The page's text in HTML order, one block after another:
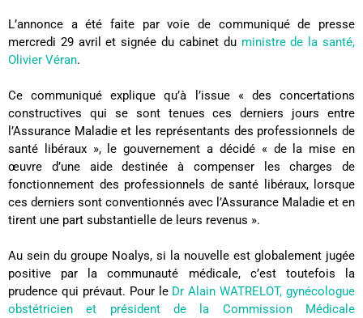
L’annonce a été faite par voie de communiqué de presse
mercredi 29 avril et signée du cabinet du ministre de la santé,
Olivier Véran.
Ce communiqué explique qu’à l’issue « des concertations
constructives qui se sont tenues ces derniers jours entre
l’Assurance Maladie et les représentants des professionnels de
santé libéraux », le gouvernement a décidé « de la mise en
œuvre d’une aide destinée à compenser les charges de
fonctionnement des professionnels de santé libéraux, lorsque
ces derniers sont conventionnés avec l’Assurance Maladie et en
tirent une part substantielle de leurs revenus ».
Au sein du groupe Noalys, si la nouvelle est globalement jugée
positive par la communauté médicale, c’est toutefois la
prudence qui prévaut. Pour le Dr Alain WATRELOT, gynécologue
obstétricien et président de la Commission Médicale